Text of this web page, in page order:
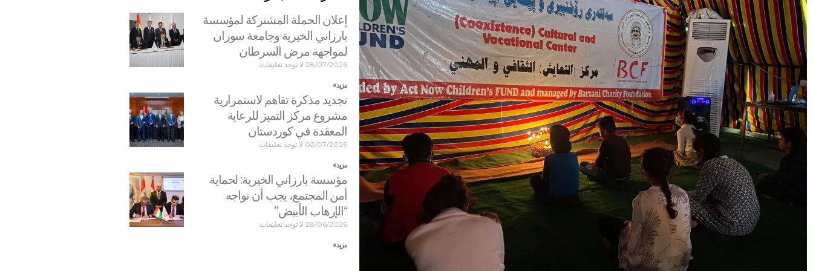
إعلان الحملة المشتركة لمؤسسة
بارزاني الخيرية وجامعة سوران
لمواجهة مرض السرطان
28/07/2026 لا توجد تعليقات
مزید »
تجديد مذكرة تفاهم لاستمرارية
مشروع مركز التميز للرعاية
المعقدة في كوردستان
02/07/2026 لا توجد تعليقات
مزید »
مؤسسة بارزاني الخيرية: لحماية
أمن المجتمع، يجب أن نواجه
“الإرهاب الأبيض”
28/06/2026 لا توجد تعليقات
مزید »